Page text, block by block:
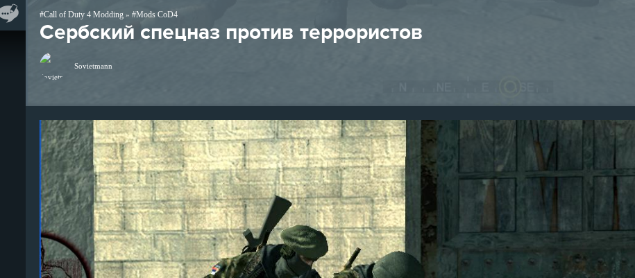
Call of Duty 4 Modding » Mods CoD4
Сербский спецназ против террористов
Sovietmann